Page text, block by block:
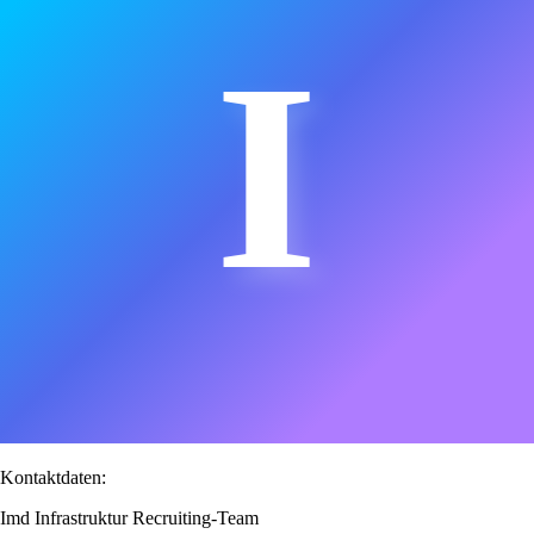
I
Kontaktdaten:
Imd Infrastruktur Recruiting-Team